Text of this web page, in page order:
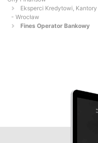
Eksperci Kredytowi,
- Wrocław
Fines Operator Bankowy